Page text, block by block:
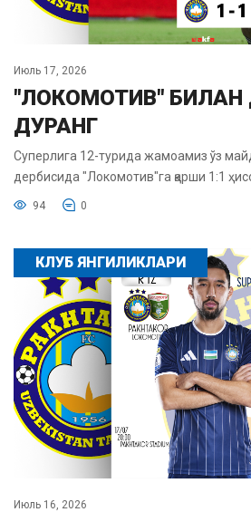
Июль 17, 2026
"ЛОКОМОТИВ" БИЛАН
ДУРАНГ
Суперлига 12-турида жамоамиз ўз
дербисида "Локомотив"га қарши 1:1
94 0
КЛУБ ЯНГИЛИКЛАРИ
Июль 16, 2026